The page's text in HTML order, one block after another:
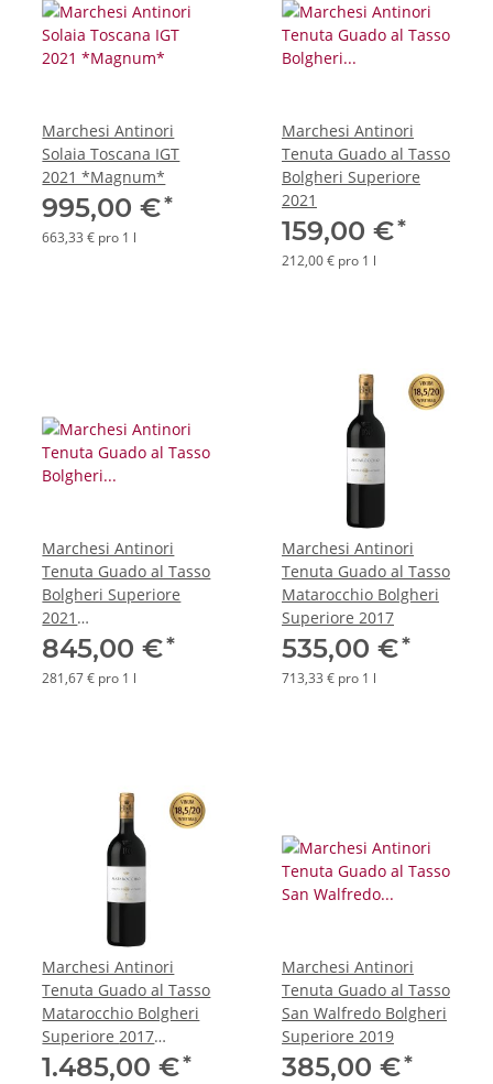
Marchesi Antinori
Solaia Toscana IGT
2021 *Magnum*
995,00 €*
663,33 € pro 1 l
Marchesi Antinori
Tenuta Guado al Tasso
Bolgheri Superiore
2021
159,00 €*
212,00 € pro 1 l
Marchesi Antinori
Tenuta Guado al Tasso
Bolgheri Superiore
2021
*Doppelmagnum*
845,00 €*
281,67 € pro 1 l
Marchesi Antinori
Tenuta Guado al Tasso
Matarocchio Bolgheri
Superiore 2017
535,00 €*
713,33 € pro 1 l
Marchesi Antinori
Tenuta Guado al Tasso
Matarocchio Bolgheri
Superiore 2017
*Magnum*
1.485,00 €*
Marchesi Antinori
Tenuta Guado al Tasso
San Walfredo Bolgheri
Superiore 2019
385,00 €*